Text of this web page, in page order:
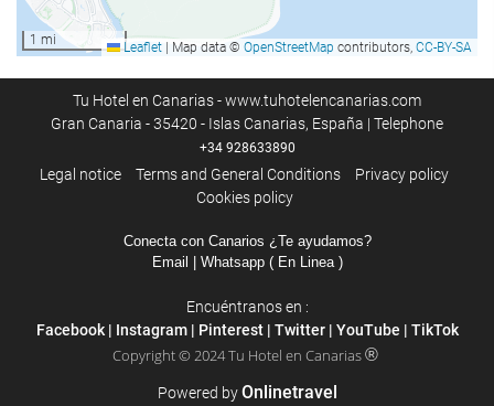
Children's play area
Lending of equipment for games
Evening Entertainment
Board Games/Puzzles
Activities
Ping pong
1 mi Leaflet Map data © OpenStreetMap contributors, CC-BY-SA
Tu Hotel en Canarias - www.tuhotelencanarias.com
Gran Canaria - 35420 - Islas Canarias, España | Telephone
+34 928633890
Legal notice Terms and General Conditions
Privacy policy
Cookies policy
Conecta con Canarios ¿Te ayudamos?
Email
| Whatsapp ( En Linea )
Encuéntranos en :
Facebook| Instagram| Pinterest| Twitter| YouTube | TikTok
Copyright © 2024 Tu Hotel en Canarias®
Powered byOnlinetravel